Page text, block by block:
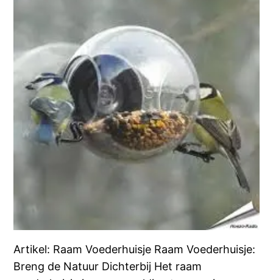
Artikel: Raam Voederhuisje Raam Voederhuisje:
Breng de Natuur Dichterbij Het raam